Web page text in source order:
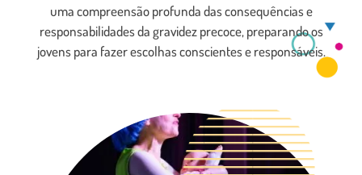
uma compreensão profunda das consequências e
responsabilidades da gravidez precoce, preparando os
jovens para fazer escolhas conscientes e responsáveis.